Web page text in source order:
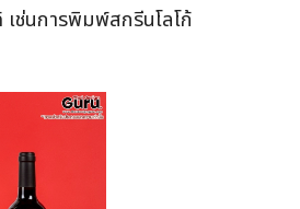
ช่นการพิมพ์สกรีนโลโก้